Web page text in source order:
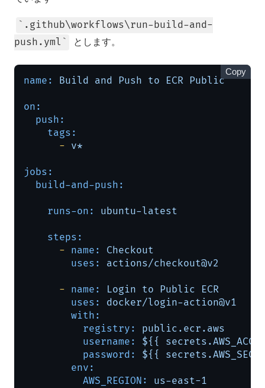
.github\workflows\run-build-and-
push.yml
とします。
name: Build and Push to ECR Public
on:
push:
tags:
- v*
jobs:
build-and-push:
runs-on: ubuntu-latest
steps:
- name:
Checkout
uses:
actions/checkout@v2
- name: Login to Public
ECR
uses:
docker/login-action@v1
with:
registry:
public.ecr.aws
username:
${{
password:
${{
env:
AWS_REGION:
us-east-1
Copy